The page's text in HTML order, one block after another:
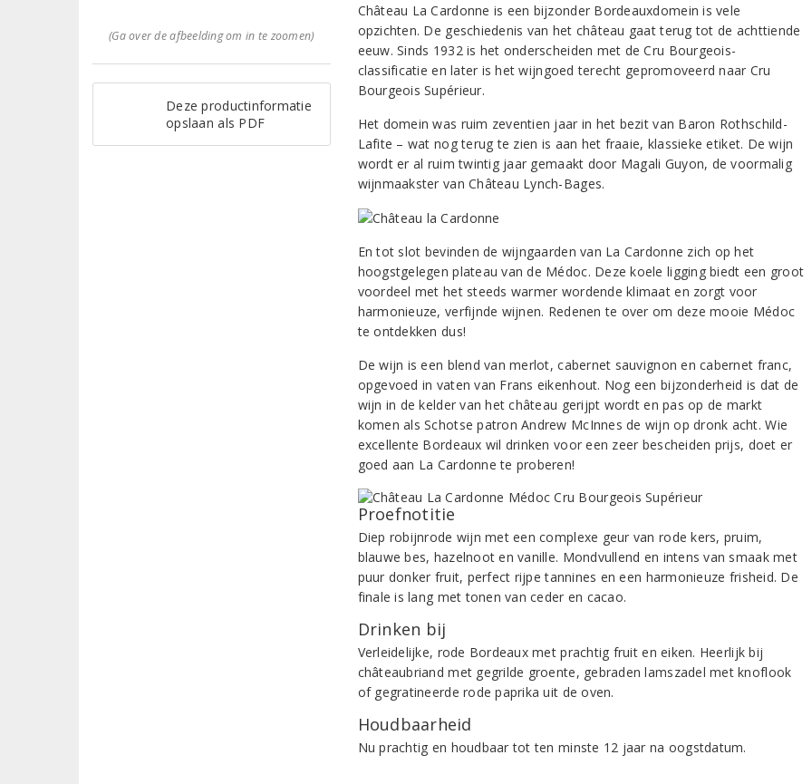
(Ga over de afbeelding om in te zoomen)
Deze productinformatie
opslaan als PDF
Château La Cardonne is een bijzonder Bordeauxdomein is vele
opzichten. De geschiedenis van het château gaat terug tot de achttiende
eeuw. Sinds 1932 is het onderscheiden met de Cru Bourgeois-
classificatie en later is het wijngoed terecht gepromoveerd naar Cru
Bourgeois Supérieur.
Het domein was ruim zeventien jaar in het bezit van Baron Rothschild-
Lafite – wat nog terug te zien is aan het fraaie, klassieke etiket. De wijn
wordt er al ruim twintig jaar gemaakt door Magali Guyon, de voormalig
wijnmaakster van Château Lynch-Bages.
En tot slot bevinden de wijngaarden van La Cardonne zich op het
hoogstgelegen plateau van de Médoc. Deze koele ligging biedt een groot
voordeel met het steeds warmer wordende klimaat en zorgt voor
harmonieuze, verfijnde wijnen. Redenen te over om deze mooie Médoc
te ontdekken dus!
De wijn is een blend van merlot, cabernet sauvignon en cabernet franc,
opgevoed in vaten van Frans eikenhout. Nog een bijzonderheid is dat de
wijn in de kelder van het château gerijpt wordt en pas op de markt
komen als Schotse patron Andrew McInnes de wijn op dronk acht. Wie
excellente Bordeaux wil drinken voor een zeer bescheiden prijs, doet er
goed aan La Cardonne te proberen!
Proefnotitie
Diep robijnrode wijn met een complexe geur van rode kers, pruim,
blauwe bes, hazelnoot en vanille. Mondvullend en intens van smaak met
puur donker fruit, perfect rijpe tannines en een harmonieuze frisheid. De
finale is lang met tonen van ceder en cacao.
Drinken bij
Verleidelijke, rode Bordeaux met prachtig fruit en eiken. Heerlijk bij
châteaubriand met gegrilde groente, gebraden lamszadel met knoflook
of gegratineerde rode paprika uit de oven.
Houdbaarheid
Nu prachtig en houdbaar tot ten minste 12 jaar na oogstdatum.